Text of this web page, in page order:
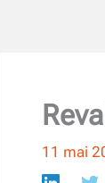
11 mai